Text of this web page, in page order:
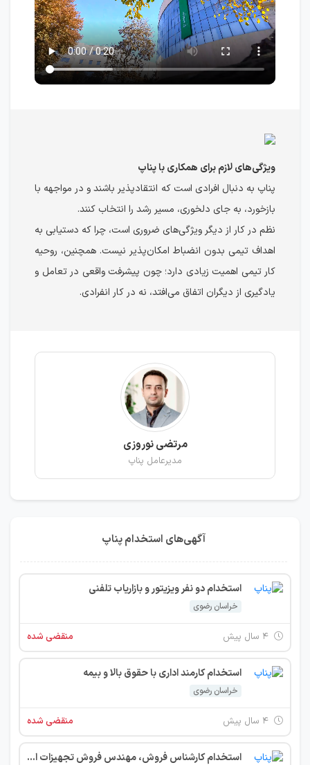
ویژگی‌های لازم برای همکاری با پناپ
پناپ به دنبال افرادی است که انتقادپذیر باشند و در مواجهه با
بازخورد، به جای دلخوری، مسیر رشد را انتخاب کنند.
نظم در کار از دیگر ویژگی‌های ضروری است، چرا که دستیابی به
اهداف تیمی بدون انضباط امکان‌پذیر نیست. همچنین، روحیه
کار تیمی اهمیت زیادی دارد؛ چون پیشرفت واقعی در تعامل و
یادگیری از دیگران اتفاق می‌افتد، نه در کار انفرادی.
مرتضی نوروزی
مدیرعامل پناپ
آگهی‌های استخدام پناپ
استخدام دو نفر ویزیتور و بازاریاب تلفنی
خراسان رضوی
منقضی شده
استخدام کارمند اداری با حقوق بالا و بیمه
خراسان رضوی
منقضی شده
استخدام کارشناس فروش، مهندس فروش تجهیزات ابزار دقیق، وردپرس کار و کارشناس مناقصات